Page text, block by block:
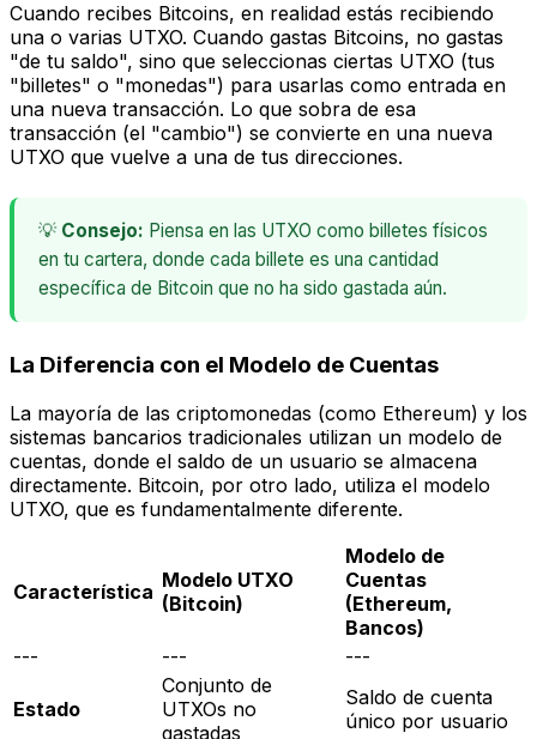
Cuando recibes Bitcoins, en realidad estás recibiendo
una o varias UTXO. Cuando gastas Bitcoins, no gastas
"de tu saldo", sino que seleccionas ciertas UTXO (tus
"billetes" o "monedas") para usarlas como entrada en
una nueva transacción. Lo que sobra de esa
transacción (el "cambio") se convierte en una nueva
UTXO que vuelve a una de tus direcciones.
💡 Consejo: Piensa en las UTXO como billetes físicos
en tu cartera, donde cada billete es una cantidad
específica de Bitcoin que no ha sido gastada aún.
La Diferencia con el Modelo de Cuentas
La mayoría de las criptomonedas (como Ethereum) y los
sistemas bancarios tradicionales utilizan un modelo de
cuentas, donde el saldo de un usuario se almacena
directamente. Bitcoin, por otro lado, utiliza el modelo
UTXO, que es fundamentalmente diferente.
Característica Modelo UTXO
(Bitcoin)
Modelo de
Cuentas
(Ethereum,
Bancos)
---
--- ---
Estado
Conjunto de
UTXOs no
gastadas
Saldo de cuenta
único por usuario